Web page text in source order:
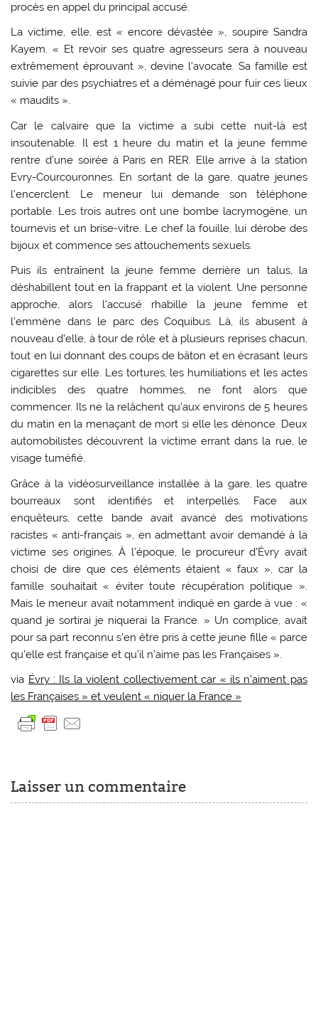
procès en appel du principal accusé.
La victime, elle, est « encore dévastée », soupire Sandra
Kayem. « Et revoir ses quatre agresseurs sera à nouveau
extrêmement éprouvant », devine l’avocate. Sa famille est
suivie par des psychiatres et a déménagé pour fuir ces lieux
« maudits ».
Car le calvaire que la victime a subi cette nuit-là est
insoutenable. Il est 1 heure du matin et la jeune femme
rentre d’une soirée à Paris en RER. Elle arrive à la station
Evry-Courcouronnes. En sortant de la gare, quatre jeunes
l’encerclent. Le meneur lui demande son téléphone
portable. Les trois autres ont une bombe lacrymogène, un
tournevis et un brise-vitre. Le chef la fouille, lui dérobe des
bijoux et commence ses attouchements sexuels.
Puis ils entraînent la jeune femme derrière un talus, la
déshabillent tout en la frappant et la violent. Une personne
approche, alors l’accusé rhabille la jeune femme et
l’emmène dans le parc des Coquibus. Là, ils abusent à
nouveau d’elle, à tour de rôle et à plusieurs reprises chacun,
tout en lui donnant des coups de bâton et en écrasant leurs
cigarettes sur elle. Les tortures, les humiliations et les actes
indicibles des quatre hommes, ne font alors que
commencer. Ils ne la relâchent qu’aux environs de 5 heures
du matin en la menaçant de mort si elle les dénonce. Deux
automobilistes découvrent la victime errant dans la rue, le
visage tuméfié.
Grâce à la vidéosurveillance installée à la gare, les quatre
bourreaux sont identifiés et interpellés. Face aux
enquêteurs, cette bande avait avancé des motivations
racistes « anti-français », en admettant avoir demandé à la
victime ses origines. À l’époque, le procureur d’Évry avait
choisi de dire que ces éléments étaient « faux », car la
famille souhaitait « éviter toute récupération politique ».
Mais le meneur avait notamment indiqué en garde à vue : «
quand je sortirai je niquerai la France. » Un complice, avait
pour sa part reconnu s’en être pris à cette jeune fille « parce
qu’elle est française et qu’il n’aime pas les Françaises ».
via Évry : Ils la violent collectivement car « ils n’aiment pas
les Françaises » et veulent « niquer la France »
Laisser un commentaire